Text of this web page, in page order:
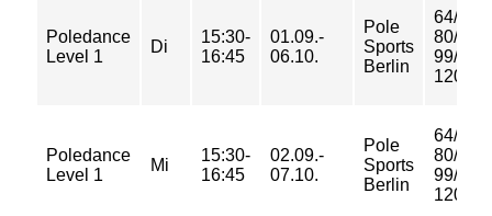
Poledance
Level 1
Di
15:30-
16:45
01.09.-
06.10.
Pole
Sports
Berlin
64/
80/
99/
120 €
Poledance
Level 1
Mi
15:30-
16:45
02.09.-
07.10.
Pole
Sports
Berlin
64/
80/
99/
120 €